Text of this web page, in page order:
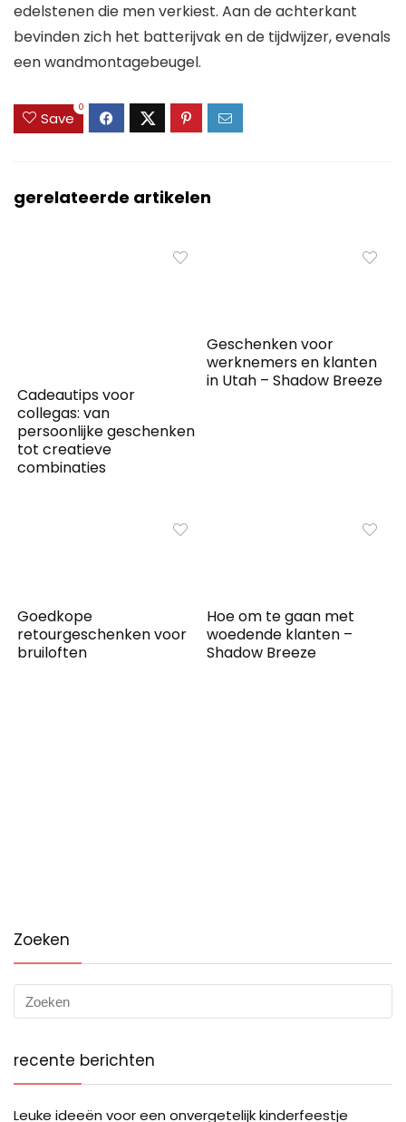
edelstenen die men verkiest. Aan de achterkant
bevinden zich het batterijvak en de tijdwijzer, evenals
een wandmontagebeugel.
Save
0
gerelateerde artikelen
Cadeautips voor
collegas: van
persoonlijke geschenken
tot creatieve
combinaties
Geschenken voor
werknemers en klanten
in Utah – Shadow Breeze
Goedkope
retourgeschenken voor
bruiloften
Hoe om te gaan met
woedende klanten –
Shadow Breeze
Zoeken
recente berichten
Leuke ideeën voor een onvergetelijk kinderfeestje